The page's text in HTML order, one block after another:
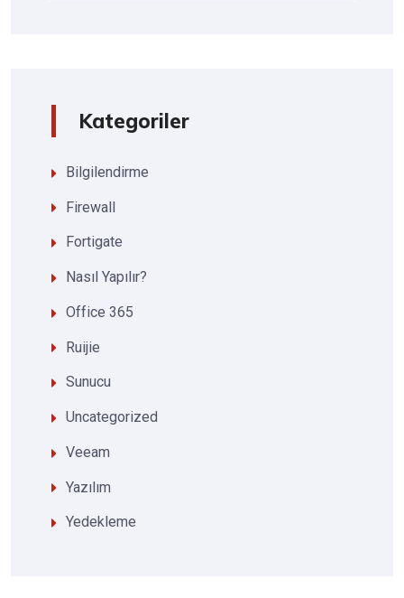
Kategoriler
Bilgilendirme
Firewall
Fortigate
Nasıl Yapılır?
Office 365
Ruijie
Sunucu
Uncategorized
Veeam
Yazılım
Yedekleme